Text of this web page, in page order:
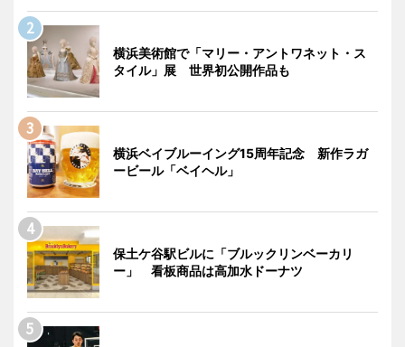
横浜美術館で「マリー・アントワネット・ス
タイル」展 世界初公開作品も
横浜ベイブルーイング15周年記念 新作ラガ
ービール「ベイヘル」
保土ケ谷駅ビルに「ブルックリンベーカリ
ー」 看板商品は高加水ドーナツ